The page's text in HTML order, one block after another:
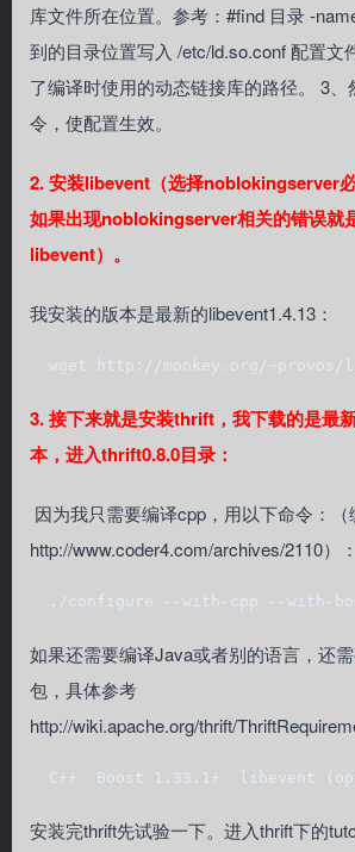
库文件所在位置。参考：#find 目录 -
到的目录位置写入 /etc/ld.so.conf 配置文
了编译时使用的动态链接库的路径。 3、
令，使配置生效。
2. 安装libevent（选择noblokingserver
如果出现noblokingserver相关的错误就
libevent）。
我安装的版本是最新的libevent1.4.13：
wget http://monkey.org/~provos/
3. 接下来就是安装thrift，我下载的是最
本，进入thrift0.8.0目录：
因为我只需要编译cpp，用以下命令：
http://www.coder4.com/archives/2110）：
./configure --with-cpp --with-
如果还需要编译Java或者别的语言，还
包，具体参考
http://wiki.apache.org/thrift/
C++  Boost 1.33.1+  libevent
安装完thrift先试验一下。进入thrift下的